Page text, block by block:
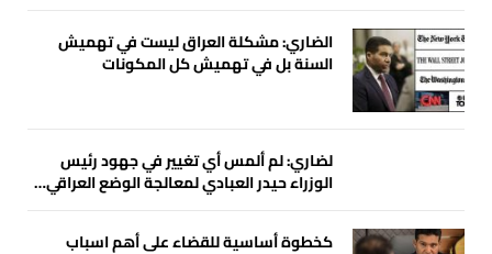
الضاري: مشكلة العراق ليست في تهميش
السنة بل في تهميش كل المكونات
لضاري: لم ألمس أي تغيير في جهود رئيس
الوزراء حيدر العبادي لمعالجة الوضع العراقي…
كخطوة أساسية للقضاء على أهم اسباب